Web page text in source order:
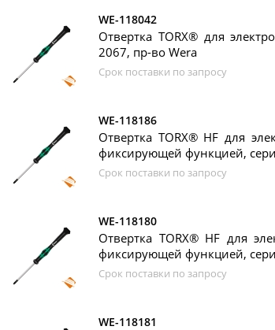
WE-118042
Отвертка TORX® для
2067, пр-во Wera
Срок поставки по запросу
WE-118186
Отвертка TORX® HF для
фиксирующей функцией,
Срок поставки по запросу
WE-118180
Отвертка TORX® HF для
фиксирующей функцией,
Срок поставки по запросу
WE-118181